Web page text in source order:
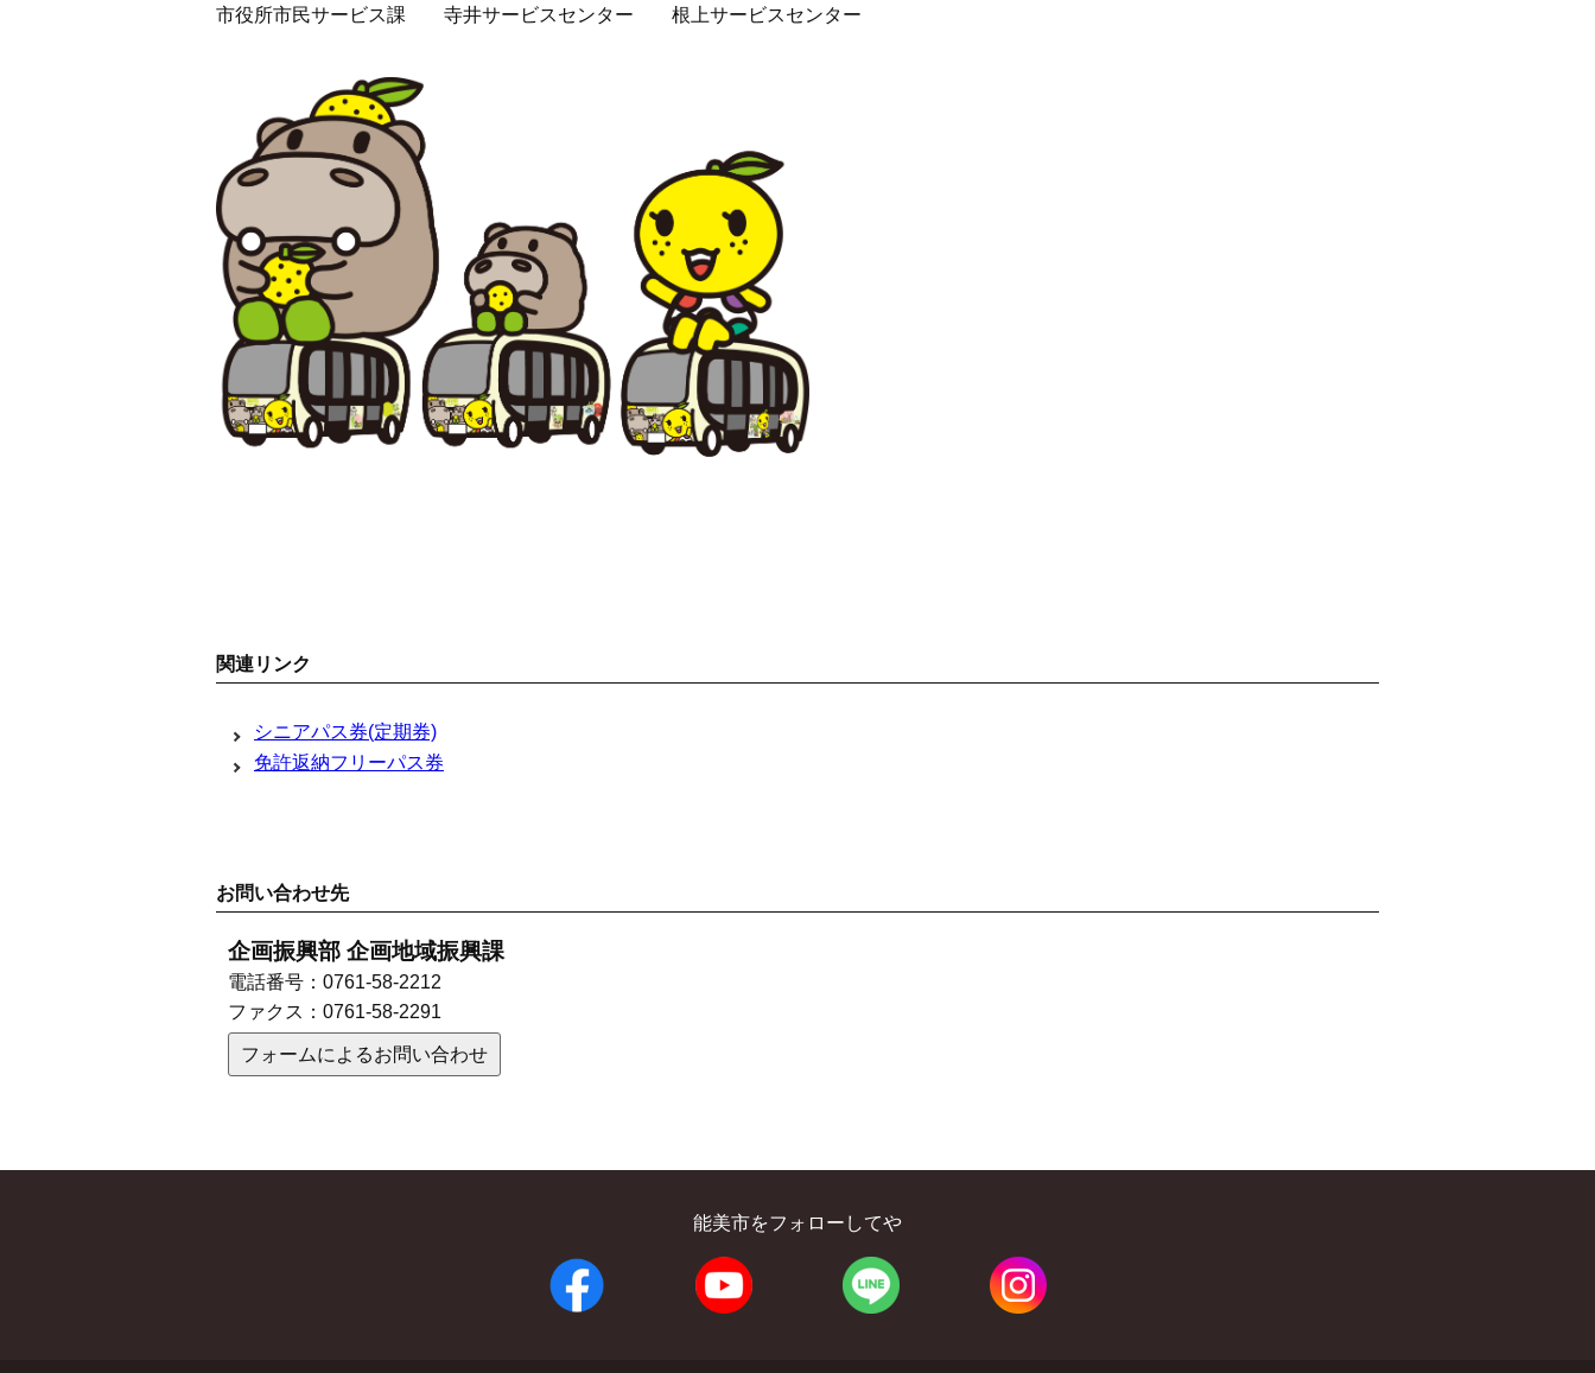
市役所市民サービス課 寺井サービスセンター 根上サービスセンター
関連リンク
シニアパス券(定期券)
免許返納フリーパス券
お問い合わせ先
企画振興部 企画地域振興課
電話番号： 0761-58-2212
ファクス： 0761-58-2291
フォームによるお問い合わせ
能美市をフォローしてや